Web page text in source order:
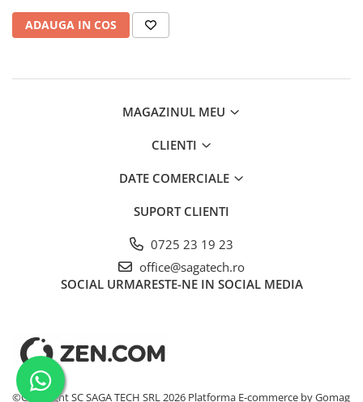
ADAUGA IN COS
MAGAZINUL MEU
CLIENTI
DATE COMERCIALE
SUPORT CLIENTI
0725 23 19 23
office@sagatech.ro
SOCIAL URMARESTE-NE IN SOCIAL MEDIA
©Copyright SC SAGA TECH SRL 2026 Platforma E-commerce by Gomag